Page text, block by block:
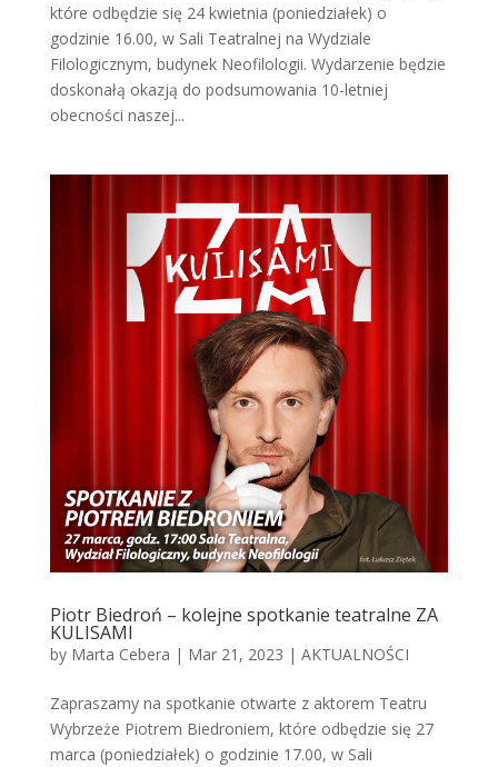
które odbędzie się 24 kwietnia (poniedziałek) o
godzinie 16.00, w Sali Teatralnej na Wydziale
Filologicznym, budynek Neofilologii. Wydarzenie będzie
doskonałą okazją do podsumowania 10-letniej
obecności naszej...
Piotr Biedroń – kolejne spotkanie teatralne ZA
KULISAMI
by Marta Cebera | Mar 21, 2023 | AKTUALNOŚCI
Zapraszamy na spotkanie otwarte z aktorem Teatru
Wybrzeże Piotrem Biedroniem, które odbędzie się 27
marca (poniedziałek) o godzinie 17.00, w Sali